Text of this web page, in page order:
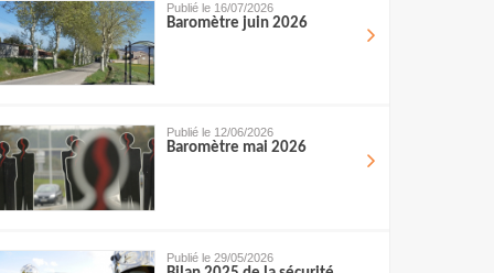
Publié le 16/07/2026
Baromètre juin 2026
Publié le 12/06/2026
Baromètre mai 2026
Publié le 29/05/2026